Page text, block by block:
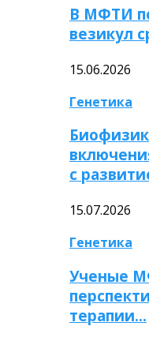
В МФТИ
везикул
15.06.2026
Генетика
с
15.07.2026
Генетика
Ученые
терапии…